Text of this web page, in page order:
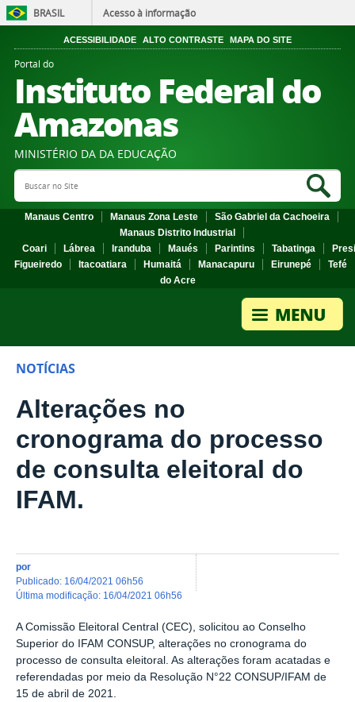
BRASIL Acesso à informação
ACESSIBILIDADE ALTO CONTRASTE MAPA DO SITE
Portal do
Instituto Federal do
Amazonas
MINISTÉRIO DA DA EDUCAÇÃO
Search Site
Manaus Centro Manaus Zona Leste
São Gabriel da Cachoeira
Manaus Distrito Industrial
Coari
Lábrea Iranduba Maués Parintins Tabatinga
Figueiredo
Itacoatiara Humaitá Manacapuru Eirunepé
Tefé
do Acre
NOTÍCIAS
Alterações no
cronograma do processo
de consulta eleitoral do
IFAM.
por
publicado: 16/04/2021 06h56
última modificação: 16/04/2021 06h56
A Comissão Eleitoral Central (CEC), solicitou ao Conselho
Superior do IFAM CONSUP, alterações no cronograma do
processo de consulta eleitoral. As alterações foram acatadas e
referendadas por meio da Resolução N°22 CONSUP/IFAM de
15 de abril de 2021.